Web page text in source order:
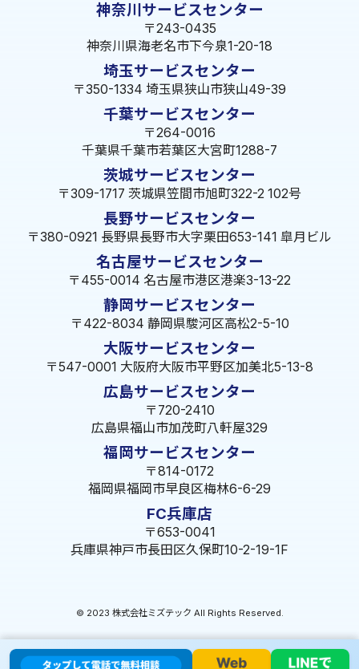
神奈川サービスセンター
〒243-0435
神奈川県海老名市下今泉1-20-18
埼玉サービスセンター
〒350-1334 埼玉県狭山市狭山49-39
千葉サービスセンター
〒264-0016
千葉県千葉市若葉区大宮町1288-7
茨城サービスセンター
〒309-1717 茨城県笠間市旭町322-2 102号
長野サービスセンター
〒380-0921 長野県長野市大字栗田653-141 皐月ビル
名古屋サービスセンター
〒455-0014 名古屋市港区港楽3-13-22
静岡サービスセンター
〒422-8034 静岡県駿河区高松2-5-10
大阪サービスセンター
〒547-0001 大阪府大阪市平野区加美北5-13-8
広島サービスセンター
〒720-2410
広島県福山市加茂町八軒屋329
福岡サービスセンター
〒814-0172
福岡県福岡市早良区梅林6-6-29
FC兵庫店
〒653-0041
兵庫県神戸市長田区久保町10-2-19-1F
© 2023 株式会社ミズテック All Rights Reserved.